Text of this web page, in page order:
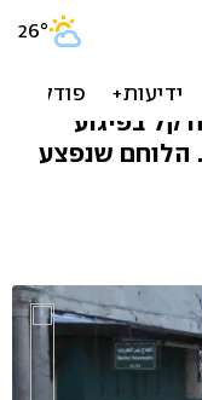
קל
קל בפיגוע
הלוחם שנפצע